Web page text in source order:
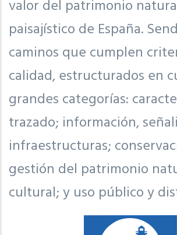
valor del patrimonio
paisajístico de España.
caminos que cumplen
calidad, estructurados en
grandes categorías:
trazado; información,
infraestructuras;
gestión del patrimonio
cultural; y uso público y